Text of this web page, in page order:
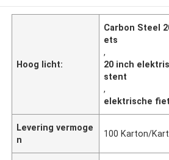
Hoog licht:
Carbon Steel
ets
,
20 inch
stent
,
elektrische
Levering vermoge
n
100 Karton/